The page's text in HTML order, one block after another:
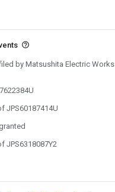
by Matsushita Electric Works
JPS60187414U
JPS6318087Y2